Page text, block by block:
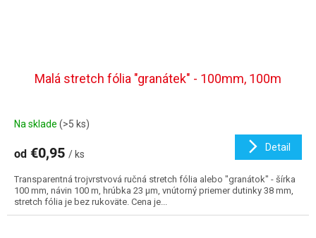
Malá stretch fólia "granátek" - 100mm, 100m
Na sklade (>5 ks)
od €0,95 / ks
Detail
Transparentná trojvrstvová ručná stretch fólia alebo "granátok" - šírka
100 mm, návin 100 m, hrúbka 23 µm, vnútorný priemer dutinky 38 mm,
stretch fólia je bez rukoväte. Cena je...